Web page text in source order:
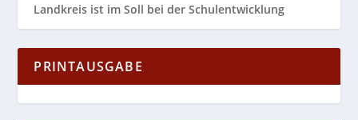
Landkreis ist im Soll bei der Schulentwicklung
PRINTAUSGABE